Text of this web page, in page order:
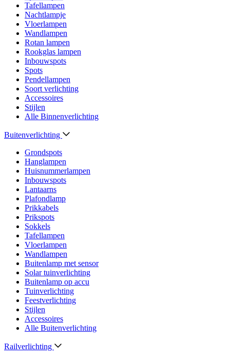
Tafellampen
Nachtlampje
Vloerlampen
Wandlampen
Rotan lampen
Rookglas lampen
Inbouwspots
Spots
Pendellampen
Soort verlichting
Accessoires
Stijlen
Alle Binnenverlichting
Buitenverlichting
Grondspots
Hanglampen
Huisnummerlampen
Inbouwspots
Lantaarns
Plafondlamp
Prikkabels
Prikspots
Sokkels
Tafellampen
Vloerlampen
Wandlampen
Buitenlamp met sensor
Solar tuinverlichting
Buitenlamp op accu
Tuinverlichting
Feestverlichting
Stijlen
Accessoires
Alle Buitenverlichting
Railverlichting